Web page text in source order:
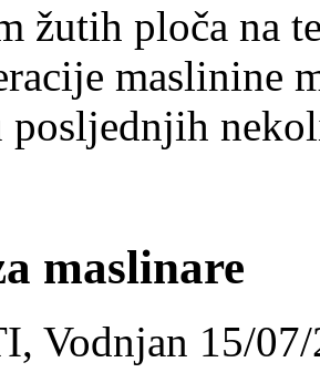
žutih ploča na
maslinine
posljednjih
maslinare
Vodnjan 15/